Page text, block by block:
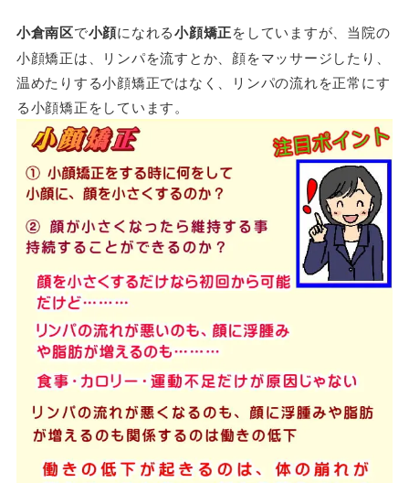
小倉南区で小顔になれる小顔矯正をしていますが、当院の
小顔矯正は、リンパを流すとか、顔をマッサージしたり、
温めたりする小顔矯正ではなく、リンパの流れを正常にす
る小顔矯正をしています。